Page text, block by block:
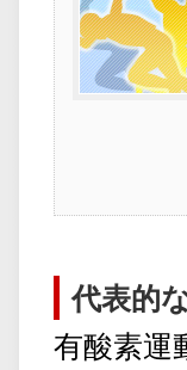
代表的
有酸素運